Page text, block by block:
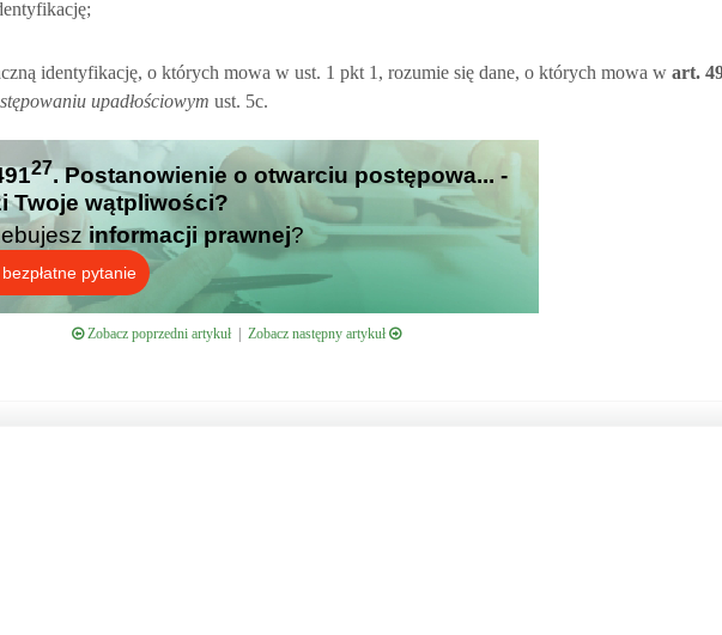
identyfikację, o których mowa w ust. 1 pkt 1, rozumie się dane, o których mowa w art.
upadłościowym ust. 5c.
27. Postanowienie o otwarciu postępowa... -
Twoje wątpliwości?
informacji prawnej?
pytanie
Zobacz poprzedni artykuł| Zobacz następny artykuł